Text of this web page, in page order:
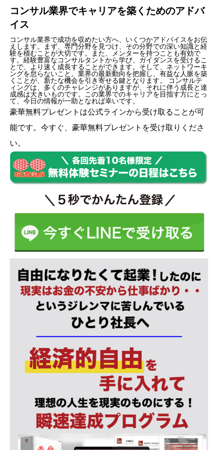
コンサル業界でキャリアを築くためのアドバ
イス
コンサル業界で成功を収めたい方へ、いくつかアドバイスをお伝
えします。まず、専門分野を見つけ、その分野での深い知識と経
験を積むことが大切です。また、メンターを持つことも有効で
す。経験豊富なコンサルタントから学び、ガイダンスを受けるこ
とで、より速く成長することができます。そして、ネットワーキ
ングを怠らないこと。業界の最新動向を把握し、有益な人脈を築
くことが、新たな機会を引き寄せる鍵となります。 コンサルテ
ィングは、多くのチャレンジがありますが、それに伴う成長と達
成感は大きいものです。この業界でのキャリアを目指す方にとっ
て、今日の情報が一助となれば幸いです。
豪華無料プレゼントは公式ラインから受け取ることが可
能です。今すぐ、豪華無料プレゼントを受け取りくださ
い。